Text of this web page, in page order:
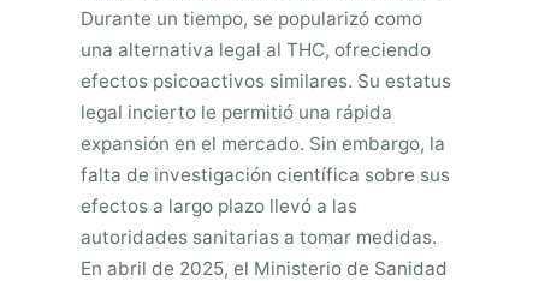
Durante un tiempo, se popularizó como
una alternativa legal al THC, ofreciendo
efectos psicoactivos similares. Su estatus
legal incierto le permitió una rápida
expansión en el mercado. Sin embargo, la
falta de investigación científica sobre sus
efectos a largo plazo llevó a las
autoridades sanitarias a tomar medidas.
En abril de 2025, el Ministerio de Sanidad